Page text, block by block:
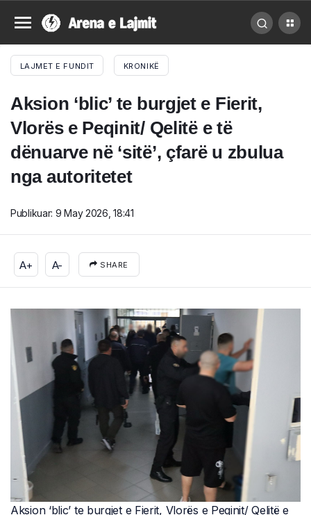
LAJMET E FUNDIT KRONIKË
Aksion ‘blic’ te burgjet e Fierit,
Vlorës e Peqinit/ Qelitë e të
dënuarve në ‘sitë’, çfarë u zbulua
nga autoritetet
Publikuar: 9 May 2026, 18:41
A+ A- SHARE
Aksion ‘blic’ te burgjet e Fierit, Vlorës e Peqinit/ Qelitë e